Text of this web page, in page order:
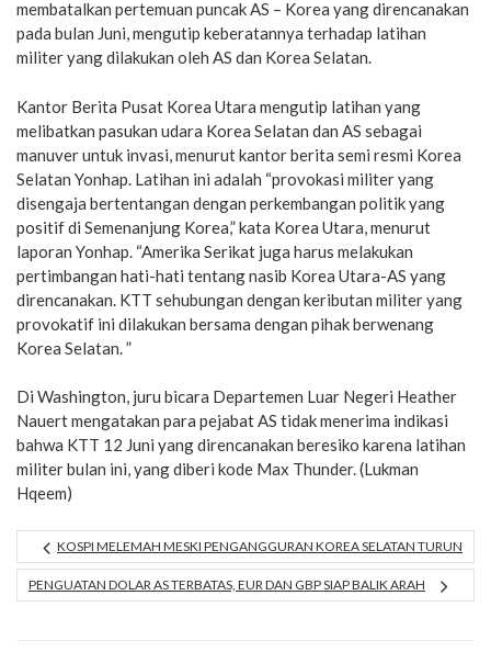
membatalkan pertemuan puncak AS – Korea yang direncanakan
pada bulan Juni, mengutip keberatannya terhadap latihan
militer yang dilakukan oleh AS dan Korea Selatan.
Kantor Berita Pusat Korea Utara mengutip latihan yang
melibatkan pasukan udara Korea Selatan dan AS sebagai
manuver untuk invasi, menurut kantor berita semi resmi Korea
Selatan Yonhap. Latihan ini adalah “provokasi militer yang
disengaja bertentangan dengan perkembangan politik yang
positif di Semenanjung Korea,” kata Korea Utara, menurut
laporan Yonhap. “Amerika Serikat juga harus melakukan
pertimbangan hati-hati tentang nasib Korea Utara-AS yang
direncanakan. KTT sehubungan dengan keributan militer yang
provokatif ini dilakukan bersama dengan pihak berwenang
Korea Selatan. ”
Di Washington, juru bicara Departemen Luar Negeri Heather
Nauert mengatakan para pejabat AS tidak menerima indikasi
bahwa KTT 12 Juni yang direncanakan beresiko karena latihan
militer bulan ini, yang diberi kode Max Thunder. (Lukman
Hqeem)
KOSPI MELEMAH MESKI PENGANGGURAN KOREA SELATAN TURUN
PENGUATAN DOLAR AS TERBATAS, EUR DAN GBP SIAP BALIK ARAH